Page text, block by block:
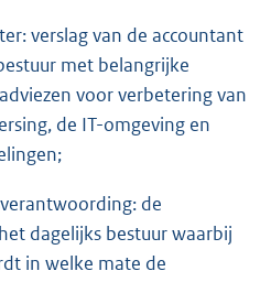
verslag van de accountant
met belangrijke
voor verbetering van
de IT-omgeving en
de
dagelijks bestuur waarbij
in welke mate de